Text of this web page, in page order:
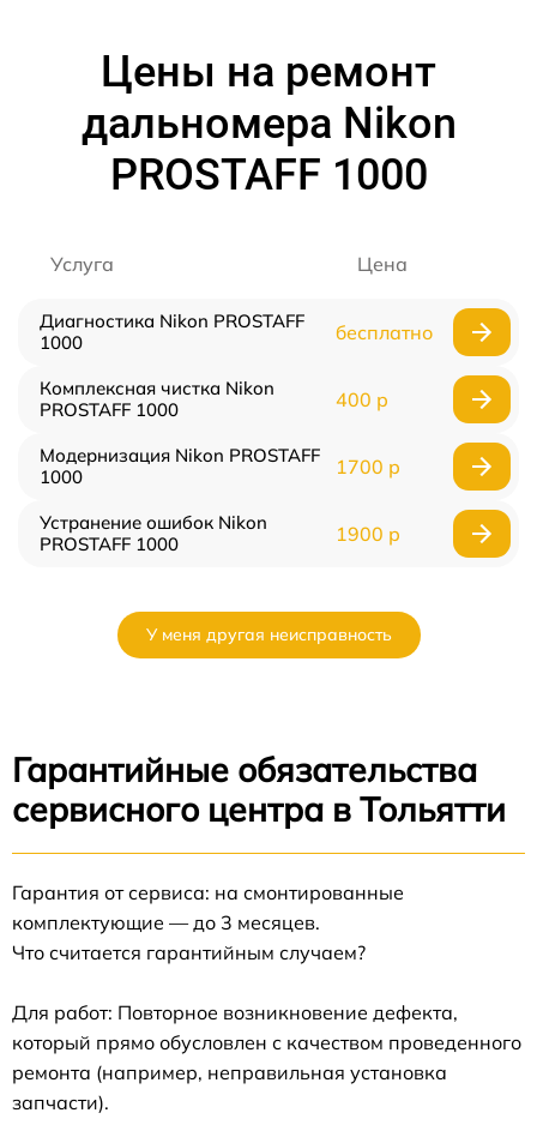
Цены на ремонт
дальномера Nikon
PROSTAFF 1000
Услуга Цена
Диагностика Nikon PROSTAFF
1000
бесплатно
Комплексная чистка Nikon
PROSTAFF 1000
400 р
Модернизация Nikon PROSTAFF
1000
1700 р
Устранение ошибок Nikon
PROSTAFF 1000
1900 р
У меня другая неисправность
Гарантийные обязательства
сервисного центра в Тольятти
Гарантия от сервиса: на смонтированные
комплектующие — до 3 месяцев.
Что считается гарантийным случаем?
Для работ: Повторное возникновение дефекта,
который прямо обусловлен с качеством проведенного
ремонта (например, неправильная установка
запчасти).